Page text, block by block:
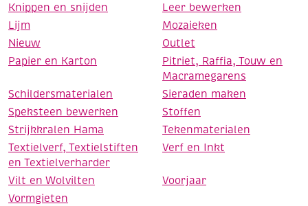
Knippen en snijden
Leer bewerken
Lijm
Mozaieken
Nieuw
Outlet
Papier en Karton
Pitriet, Raffia, Touw en
Macramegarens
Schildersmaterialen
Sieraden maken
Speksteen bewerken
Stoffen
Strijkkralen Hama
Tekenmaterialen
Textielverf, Textielstiften
en Textielverharder
Verf en Inkt
Vilt en Wolvilten
Voorjaar
Vormgieten